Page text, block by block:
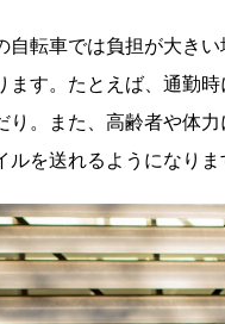
転車では負担が大き
す。たとえば、通勤
。また、高齢者や体
を送れるようになりま